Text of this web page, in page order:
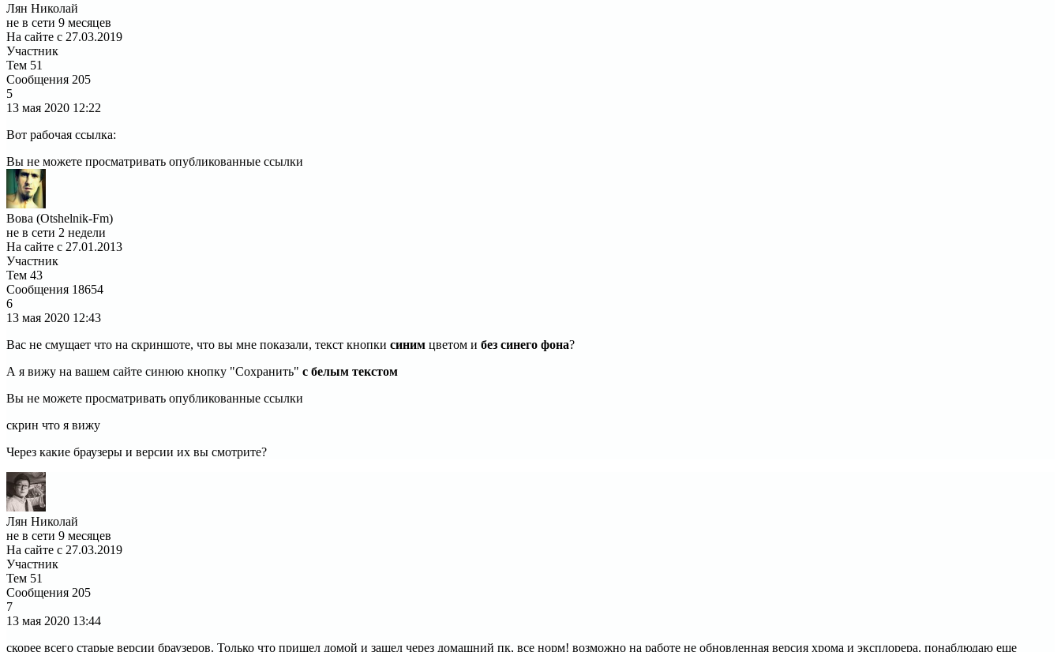
Лян Николай
не в сети 9 месяцев
На сайте с 27.03.2019
Участник
Тем 51
Сообщения 205
5
13 мая 2020 12:22
Вот рабочая ссылка:
Вы не можете просматривать опубликованные ссылки
Вова (Otshelnik-Fm)
не в сети 2 недели
На сайте с 27.01.2013
Участник
Тем 43
Сообщения 18654
6
13 мая 2020 12:43
Вас не смущает что на скриншоте, что вы мне показали, текст кнопки синим цветом и без синего фона?
А я вижу на вашем сайте синюю кнопку "Сохранить" с белым текстом
Вы не можете просматривать опубликованные ссылки
скрин что я вижу
Через какие браузеры и версии их вы смотрите?
Лян Николай
не в сети 9 месяцев
На сайте с 27.03.2019
Участник
Тем 51
Сообщения 205
7
13 мая 2020 13:44
скорее всего старые версии браузеров. Только что пришел домой и зашел через домашний пк, все норм! возможно на работе не обновленная версия хрома и эксплорера. понаблюдаю еще